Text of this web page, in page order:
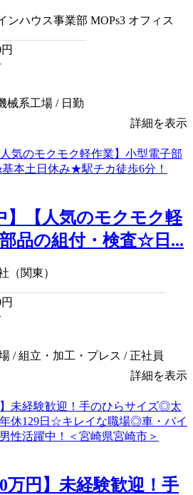
ンハウス事業部 MOPs3 オフィス
円
械系工場 / 日勤
詳細を表示
】【人気のモクモク軽
品の組付・検査☆日...
（関東）
円
/ 組立・加工・プレス / 正社員
詳細を表示
万円】未経験歓迎！手